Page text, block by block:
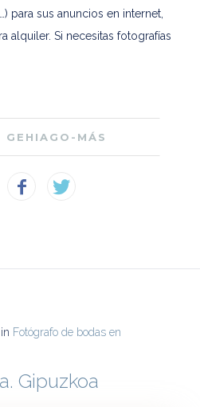
para sus anuncios en internet,
alquiler. Si necesitas fotografías
GEHIAGO-MÁS
in Fotógrafo de bodas en
Gipuzkoa